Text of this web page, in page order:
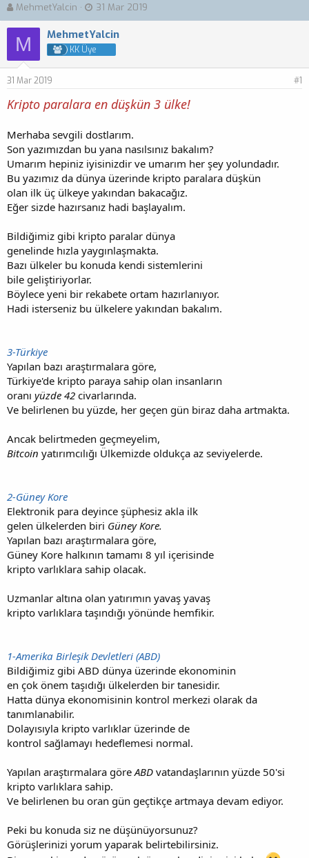
K
o
n
b
y
u
a
l
t
a
n
MehmetYalcin
B
a
ş
l
a
n
ç
a
i
h
i
31 Mar 2019
M MehmetYalcin
KK Üye
31 Mar 2019 #1
Kripto paralara en düşkün 3 ülke!
Merhaba sevgili dostlarım.
Son yazımızdan bu yana nasılsınız bakalım?
Umarım hepiniz iyisinizdir ve umarım her şey yolundadır.
Bu yazımız da dünya üzerinde kripto paralara düşkün
olan ilk üç ülkeye yakından bakacağız.
Eğer sizde hazırsanız hadi başlayalım.
Bildiğimiz gibi kripto paralar dünya
genelinde hızla yaygınlaşmakta.
Bazı ülkeler bu konuda kendi sistemlerini
bile geliştiriyorlar.
Böylece yeni bir rekabete ortam hazırlanıyor.
Hadi isterseniz bu ülkelere yakından bakalım.
3-Türkiye
Yapılan bazı araştırmalara göre,
Türkiye'de kripto paraya sahip olan insanların
oranı yüzde 42 civarlarında.
Ve belirlenen bu yüzde, her geçen gün biraz daha artmakta.
Ancak belirtmeden geçmeyelim,
Bitcoin yatırımcılığı Ülkemizde oldukça az seviyelerde.
2-Güney Kore
Elektronik para deyince şüphesiz akla ilk
gelen ülkelerden biri Güney Kore.
Yapılan bazı araştırmalara göre,
Güney Kore halkının tamamı 8 yıl içerisinde
kripto varlıklara sahip olacak.
Uzmanlar altına olan yatırımın yavaş yavaş
kripto varlıklara taşındığı yönünde hemfikir.
1-Amerika Birleşik Devletleri (ABD)
Bildiğimiz gibi ABD dünya üzerinde ekonominin
en çok önem taşıdığı ülkelerden bir tanesidir.
Hatta dünya ekonomisinin kontrol merkezi olarak da
tanımlanabilir.
Dolayısıyla kripto varlıklar üzerinde de
kontrol sağlamayı hedeflemesi normal.
Yapılan araştırmalara göreABD vatandaşlarının yüzde 50'si
kripto varlıklara sahip.
Ve belirlenen bu oran gün geçtikçe artmaya devam ediyor.
Peki bu konuda siz ne düşünüyorsunuz?
Görüşlerinizi yorum yaparak belirtebilirsiniz.